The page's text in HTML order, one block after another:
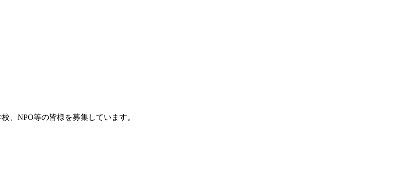
、NPO等の皆様を募集しています。